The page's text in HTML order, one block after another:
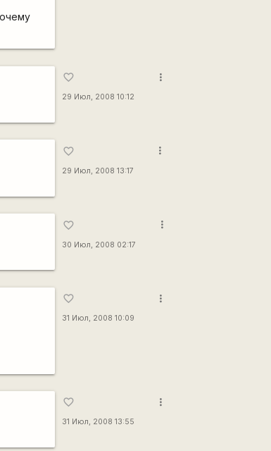
favorite_border
29 Июл, 2008 10:12
more_vert
favorite_border
29 Июл, 2008 13:17
more_vert
favorite_border
30 Июл, 2008 02:17
more_vert
favorite_border
31 Июл, 2008 10:09
more_vert
favorite_border
31 Июл, 2008 13:55
more_vert